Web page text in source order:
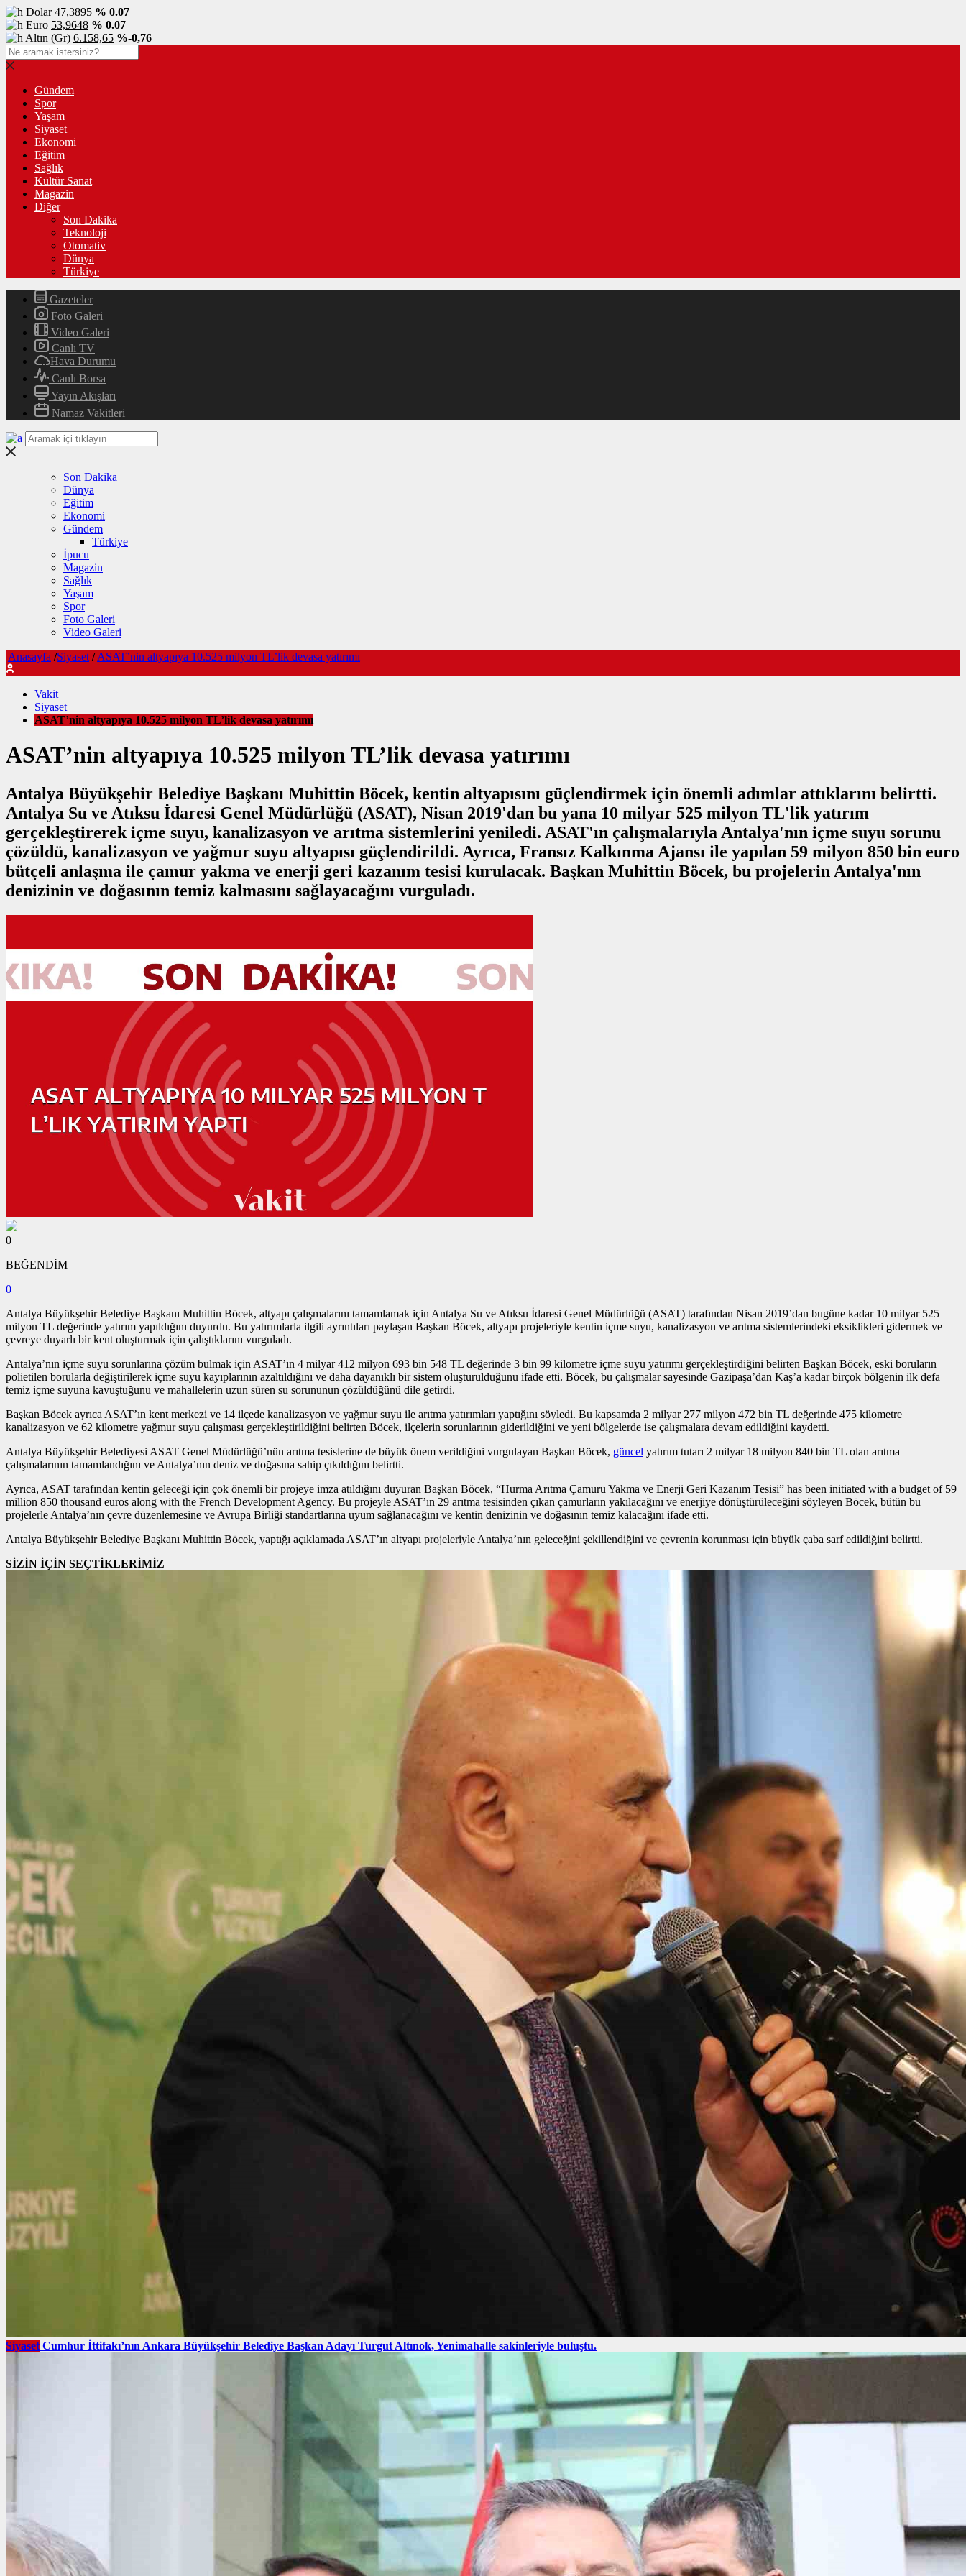
Dolar47,3895 % 0.07
Euro 53,9648 % 0.07
Altın (Gr) 6.158,65 %-0,76
Gündem
Spor
Yaşam
Siyaset
Ekonomi
Eğitim
Sağlık
Kültür Sanat
Magazin
Diğer
Son Dakika
Teknoloji
Otomativ
Dünya
Türkiye
Gazeteler
Foto Galeri
Video Galeri
Canlı TV
Hava Durumu
Canlı Borsa
Yayın Akışları
Namaz Vakitleri
Son Dakika
Dünya
Eğitim
Ekonomi
Gündem
Türkiye
İpucu
Magazin
Sağlık
Yaşam
Spor
Foto Galeri
Video Galeri
Anasayfa /Siyaset / ASAT’nin altyapıya 10.525 milyon TL’lik devasa yatırımı
Vakit
Siyaset
ASAT’nin altyapıya 10.525 milyon TL’lik devasa yatırımı
ASAT’nin altyapıya 10.525 milyon TL’lik devasa yatırımı
Antalya Büyükşehir Belediye Başkanı Muhittin Böcek, kentin altyapısını güçlendirmek için önemli adımlar attıklarını belirtti.
Antalya Su ve Atıksu İdaresi Genel Müdürlüğü (ASAT), Nisan 2019'dan bu yana 10 milyar 525 milyon TL'lik yatırım
gerçekleştirerek içme suyu, kanalizasyon ve arıtma sistemlerini yeniledi. ASAT'ın çalışmalarıyla Antalya'nın içme suyu sorunu
çözüldü, kanalizasyon ve yağmur suyu altyapısı güçlendirildi. Ayrıca, Fransız Kalkınma Ajansı ile yapılan 59 milyon 850 bin euro
bütçeli anlaşma ile çamur yakma ve enerji geri kazanım tesisi kurulacak. Başkan Muhittin Böcek, bu projelerin Antalya'nın
denizinin ve doğasının temiz kalmasını sağlayacağını vurguladı.
0
BEĞENDİM
0
Antalya Büyükşehir Belediye Başkanı Muhittin Böcek, altyapı çalışmalarını tamamlamak için Antalya Su ve Atıksu İdaresi Genel Müdürlüğü (ASAT) tarafından Nisan 2019’dan bugüne kadar 10 milyar 525
milyon TL değerinde yatırım yapıldığını duyurdu. Bu yatırımlarla ilgili ayrıntıları paylaşan Başkan Böcek, altyapı projeleriyle kentin içme suyu, kanalizasyon ve arıtma sistemlerindeki eksiklikleri gidermek ve
çevreye duyarlı bir kent oluşturmak için çalıştıklarını vurguladı.
Antalya’nın içme suyu sorunlarına çözüm bulmak için ASAT’ın 4 milyar 412 milyon 693 bin 548 TL değerinde 3 bin 99 kilometre içme suyu yatırımı gerçekleştirdiğini belirten Başkan Böcek, eski boruların
polietilen borularla değiştirilerek içme suyu kayıplarının azaltıldığını ve daha dayanıklı bir sistem oluşturulduğunu ifade etti. Böcek, bu çalışmalar sayesinde Gazipaşa’dan Kaş’a kadar birçok bölgenin ilk defa
temiz içme suyuna kavuştuğunu ve mahallelerin uzun süren su sorununun çözüldüğünü dile getirdi.
Başkan Böcek ayrıca ASAT’ın kent merkezi ve 14 ilçede kanalizasyon ve yağmur suyu ile arıtma yatırımları yaptığını söyledi. Bu kapsamda 2 milyar 277 milyon 472 bin TL değerinde 475 kilometre
kanalizasyon ve 62 kilometre yağmur suyu çalışması gerçekleştirildiğini belirten Böcek, ilçelerin sorunlarının giderildiğini ve yeni bölgelerde ise çalışmalara devam edildiğini kaydetti.
Antalya Büyükşehir Belediyesi ASAT Genel Müdürlüğü’nün arıtma tesislerine de büyük önem verildiğini vurgulayan Başkan Böcek, güncel yatırım tutarı 2 milyar 18 milyon 840 bin TL olan arıtma
çalışmalarının tamamlandığını ve Antalya’nın deniz ve doğasına sahip çıkıldığını belirtti.
Ayrıca, ASAT tarafından kentin geleceği için çok önemli bir projeye imza atıldığını duyuran Başkan Böcek, “Hurma Arıtma Çamuru Yakma ve Enerji Geri Kazanım Tesisi” has been initiated with a budget of 59
million 850 thousand euros along with the French Development Agency. Bu projeyle ASAT’ın 29 arıtma tesisinden çıkan çamurların yakılacağını ve enerjiye dönüştürüleceğini söyleyen Böcek, bütün bu
projelerle Antalya’nın çevre düzenlemesine ve Avrupa Birliği standartlarına uyum sağlanacağını ve kentin denizinin ve doğasının temiz kalacağını ifade etti.
Antalya Büyükşehir Belediye Başkanı Muhittin Böcek, yaptığı açıklamada ASAT’ın altyapı projeleriyle Antalya’nın geleceğini şekillendiğini ve çevrenin korunması için büyük çaba sarf edildiğini belirtti.
SİZİN İÇİN SEÇTİKLERİMİZ
Siyaset Cumhur İttifakı’nın Ankara Büyükşehir Belediye Başkan Adayı Turgut Altınok, Yenimahalle sakinleriyle buluştu.